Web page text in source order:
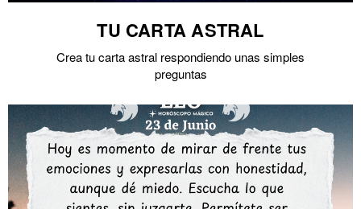
TU CARTA ASTRAL
Crea tu carta astral respondiendo unas simples
preguntas